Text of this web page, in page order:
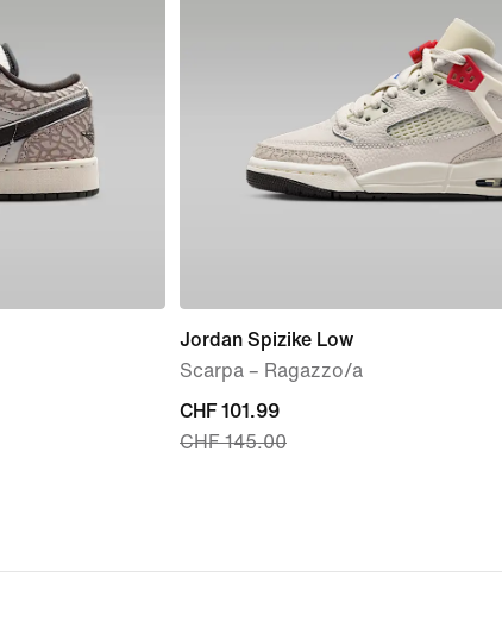
Jordan Spizike Low
Scarpa – Ragazzo/a
current
price
price
CHF 101.99
CHF 145.00